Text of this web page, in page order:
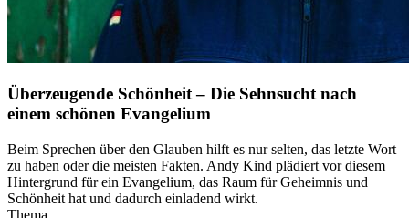
Überzeugende Schönheit – Die Sehnsucht nach
einem schönen Evangelium
Beim Sprechen über den Glauben hilft es nur selten, das letzte Wort
zu haben oder die meisten Fakten. Andy Kind plädiert vor diesem
Hintergrund für ein Evangelium, das Raum für Geheimnis und
Schönheit hat und dadurch einladend wirkt.
Thema